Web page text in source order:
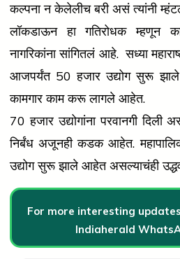
कल्पना न केलेलीच बरी असं त्यांनी
लॉकडाऊन हा गतिरोधक म्हणून
नागरिकांना सांगितलं आहे. सध्या
आजपर्यंत 50 हजार उद्योग सुरू
कामगार काम करू लागले आहेत.
70 हजार उद्योगांना परवानगी दिली
निर्बंध अजूनही कडक आहेत.
उद्योग सुरू झाले आहेत असल्याचंही
For more interesting updates
Indiaherald